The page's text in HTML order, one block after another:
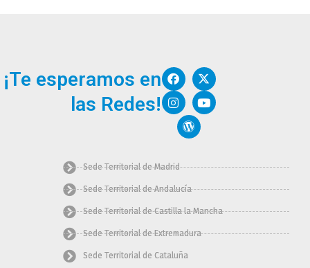
¡Te esperamos en
las Redes!
F
a
c
e
b
o
X
-
t
w
i
r
I
n
s
t
a
g
m
Y
o
u
t
u
W
o
d
p
r
e
s
Sede Territorial de Madrid
Sede Territorial de Andalucía
Sede Territorial de Castilla la Mancha
Sede Territorial de Extremadura
Sede Territorial de Cataluña